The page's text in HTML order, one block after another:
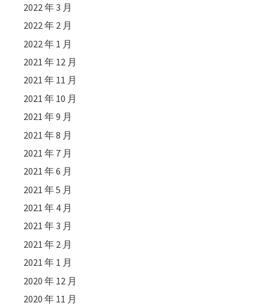
2022 年 3 月
2022 年 2 月
2022 年 1 月
2021 年 12 月
2021 年 11 月
2021 年 10 月
2021 年 9 月
2021 年 8 月
2021 年 7 月
2021 年 6 月
2021 年 5 月
2021 年 4 月
2021 年 3 月
2021 年 2 月
2021 年 1 月
2020 年 12 月
2020 年 11 月